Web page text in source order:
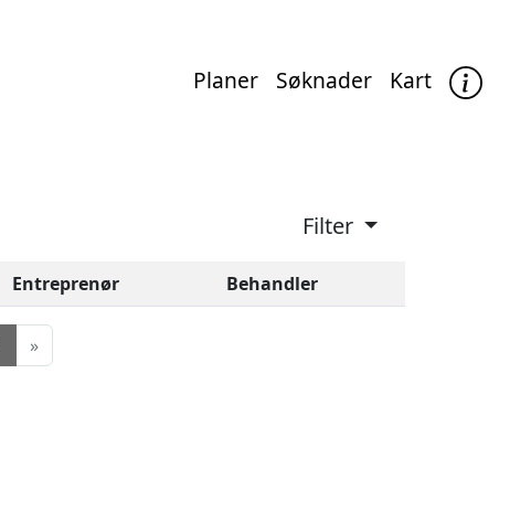
Planer Søknader Kart
Filter
Entreprenør Behandler
»